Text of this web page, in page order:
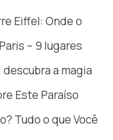
Eiffel: Onde o
– 9 lugares
a magia
Este Paraíso
Tudo o que Você